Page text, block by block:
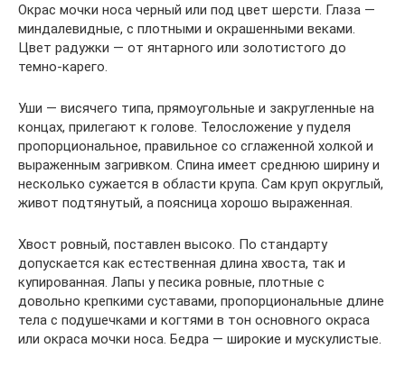
Окрас мочки носа черный или под цвет шерсти. Глаза —
миндалевидные, с плотными и окрашенными веками.
Цвет радужки — от янтарного или золотистого до
темно-карего.
Уши — висячего типа, прямоугольные и закругленные на
концах, прилегают к голове. Телосложение у пуделя
пропорциональное, правильное со сглаженной холкой и
выраженным загривком. Спина имеет среднюю ширину и
несколько сужается в области крупа. Сам круп округлый,
живот подтянутый, а поясница хорошо выраженная.
Хвост ровный, поставлен высоко. По стандарту
допускается как естественная длина хвоста, так и
купированная. Лапы у песика ровные, плотные с
довольно крепкими суставами, пропорциональные длине
тела с подушечками и когтями в тон основного окраса
или окраса мочки носа. Бедра — широкие и мускулистые.